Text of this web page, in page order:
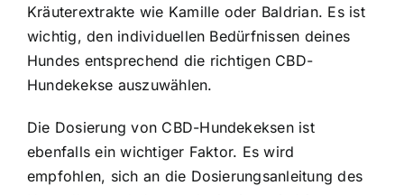
Kräuterextrakte wie Kamille oder Baldrian. Es ist
wichtig, den individuellen Bedürfnissen deines
Hundes entsprechend die richtigen CBD-
Hundekekse auszuwählen.
Die Dosierung von CBD-Hundekeksen ist
ebenfalls ein wichtiger Faktor. Es wird
empfohlen, sich an die Dosierungsanleitung des